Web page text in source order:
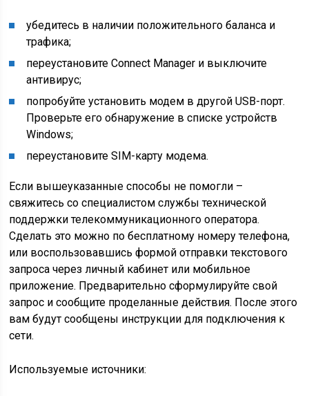
убедитесь в наличии положительного баланса и
трафика;
переустановите Connect Manager и выключите
антивирус;
попробуйте установить модем в другой USB-порт.
Проверьте его обнаружение в списке устройств
Windows;
переустановите SIM-карту модема.
Если вышеуказанные способы не помогли –
свяжитесь со специалистом службы технической
поддержки телекоммуникационного оператора.
Сделать это можно по бесплатному номеру телефона,
или воспользовавшись формой отправки текстового
запроса через личный кабинет или мобильное
приложение. Предварительно сформулируйте свой
запрос и сообщите проделанные действия. После этого
вам будут сообщены инструкции для подключения к
сети.
Используемые источники: